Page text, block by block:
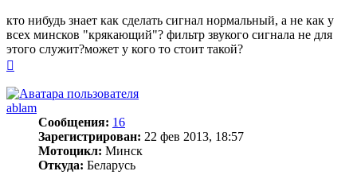
кто нибудь знает как сделать сигнал нормальный, а не как у
всех минсков "крякающий"? фильтр звукого сигнала не для
этого служит?может у кого то стоит такой?
началу
ablam
Сообщения: 16
Зарегистрирован: 22 фев 2013, 18:57
Мотоцикл: Минск
Откуда: Беларусь